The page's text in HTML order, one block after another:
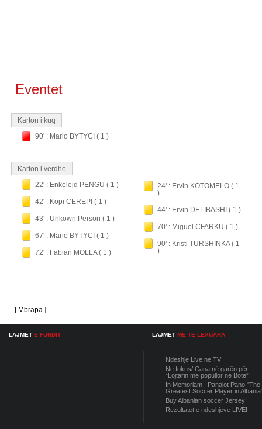
Eventet
Karton i kuq
90' : Mario BYTYCI ( 1 )
Karton i verdhe
22' : Enkelejd PENGU ( 1 )
42' : Kopi CEREPI ( 1 )
43' : Unkown Person ( 1 )
67' : Mario BYTYCI ( 1 )
72' : Fabian MOLLA ( 1 )
24' : Ervin KOTOMELO ( 1
)
44' : Ervin DELIBASHI ( 1 )
70' : Miguel CFARKU ( 1 )
90' : Kristi TURSHINKA ( 1
)
[ Mbrapa ]
LAJMET E FUNDIT LAJMET ME TE LEXUARA
Ndeshje Live ne TV
Ne fokus/ Cana në garën për
“Lojtarin më popullor në Botë”
In Memoriam : Panajot Pano "The
Greatest Soccer Player in
Buy Albanian soccer Jersey
Rezultatet e ndeshjeve LIVE!